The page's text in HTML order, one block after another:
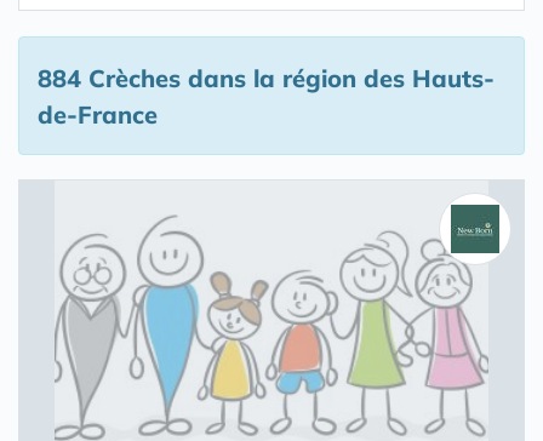
884 Crèches dans la région des Hauts-
de-France